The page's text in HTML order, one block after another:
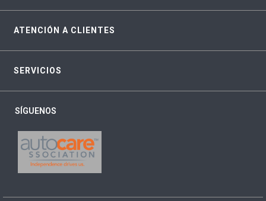
ATENCIÓN A CLIENTES
SERVICIOS
SÍGUENOS